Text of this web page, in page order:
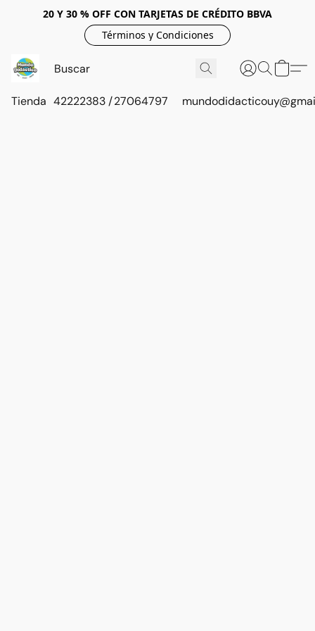
20 Y 30 % OFF CON TARJETAS DE CRÉDITO BBVA
Términos y Condiciones
Tienda 42222383 / 27064797